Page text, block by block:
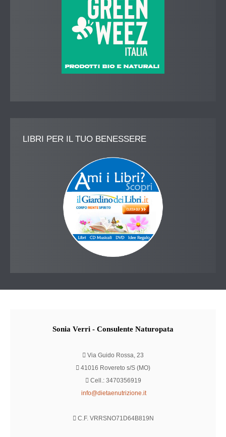
LIBRI PER IL TUO BENESSERE
Sonia Verri - Consulente Naturopata
Via Guido Rossa, 23
41016 Rovereto s/S (MO)
Cell.: 3470356919
info@dietaenutrizione.it
C.F. VRRSNO71D64B819N